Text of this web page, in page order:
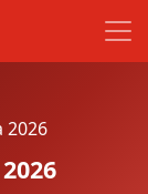
2026